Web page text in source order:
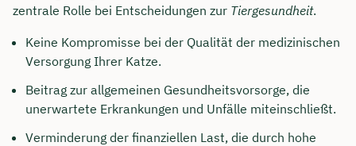
zentrale Rolle bei Entscheidungen zur Tiergesundheit.
Keine Kompromisse bei der Qualität der medizinischen
Versorgung Ihrer Katze.
Beitrag zur allgemeinen Gesundheitsvorsorge, die
unerwartete Erkrankungen und Unfälle miteinschließt.
Verminderung der finanziellen Last, die durch hohe